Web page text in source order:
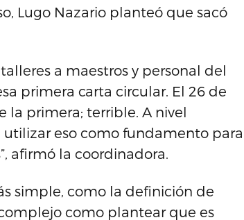
Lugo Nazario planteó que sacó
a maestros y personal del
primera carta circular. El 26 de
la primera; terrible. A nivel
eso como fundamento para
afirmó la coordinadora.
simple, como la definición de
como plantear que es